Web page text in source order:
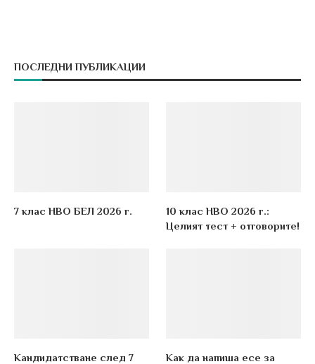
ПОСЛЕДНИ ПУБЛИКАЦИИ
7 клас НВО БЕЛ 2026 г.
10 клас НВО 2026 г.:
Целият тест + отговорите!
Кандидатстване след 7
Как да напиша есе за